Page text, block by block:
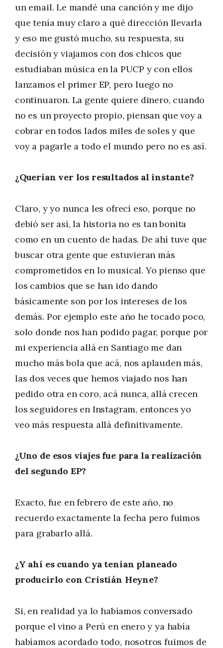
un email. Le mandé una canción y me dijo
que tenía muy claro a qué dirección llevarla
y eso me gustó mucho, su respuesta, su
decisión y viajamos con dos chicos que
estudiaban música en la PUCP y con ellos
lanzamos el primer EP, pero luego no
continuaron. La gente quiere dinero, cuando
no es un proyecto propio, piensan que voy a
cobrar en todos lados miles de soles y que
voy a pagarle a todo el mundo pero no es así.
¿Querían ver los resultados al instante?
Claro, y yo nunca les ofrecí eso, porque no
debió ser así, la historia no es tan bonita
como en un cuento de hadas. De ahí tuve que
buscar otra gente que estuvieran más
comprometidos en lo musical. Yo pienso que
los cambios que se han ido dando
básicamente son por los intereses de los
demás. Por ejemplo este año he tocado poco,
solo donde nos han podido pagar, porque por
mi experiencia allá en Santiago me dan
mucho más bola que acá, nos aplauden más,
las dos veces que hemos viajado nos han
pedido otra en coro, acá nunca, allá crecen
los seguidores en Instagram, entonces yo
veo más respuesta allá definitivamente.
¿Uno de esos viajes fue para la realización
del segundo EP?
Exacto, fue en febrero de este año, no
recuerdo exactamente la fecha pero fuimos
para grabarlo allá.
¿Y ahí es cuando ya tenían planeado
producirlo con Cristián Heyne?
Si, en realidad ya lo habíamos conversado
porque el vino a Perú en enero y ya había
habíamos acordado todo, nosotros fuimos de